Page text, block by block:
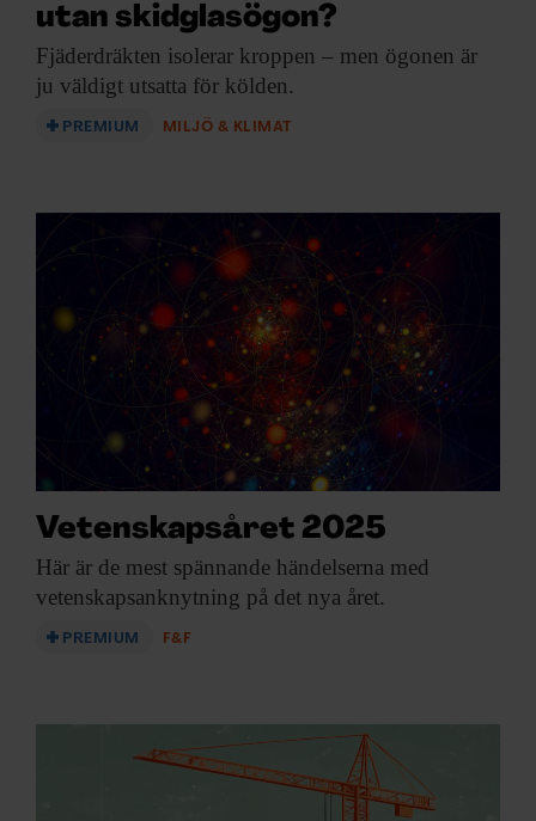
utan skidglasögon?
Fjäderdräkten isolerar kroppen – men ögonen är
ju väldigt utsatta för kölden.
PREMIUM MILJÖ & KLIMAT
Vetenskapsåret 2025
Här är de mest spännande händelserna med
vetenskapsanknytning på det nya året.
PREMIUM F&F